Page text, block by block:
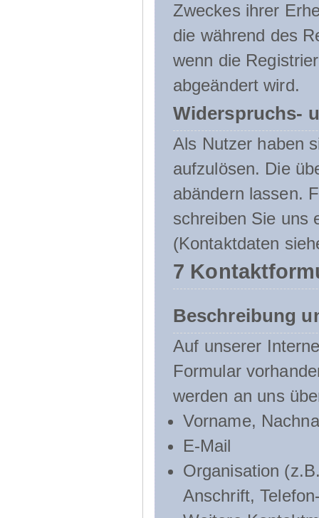
Zweckes ihrer
die während des
wenn die
abgeändert wird.
Widerspruchs-
Als Nutzer haben
aufzulösen. Die
abändern lassen.
schreiben Sie uns
(Kontaktdaten
7
Beschreibung
Auf unserer
Formular
werden an uns
Vorname,
E-Mail
Organisation
Anschrift,